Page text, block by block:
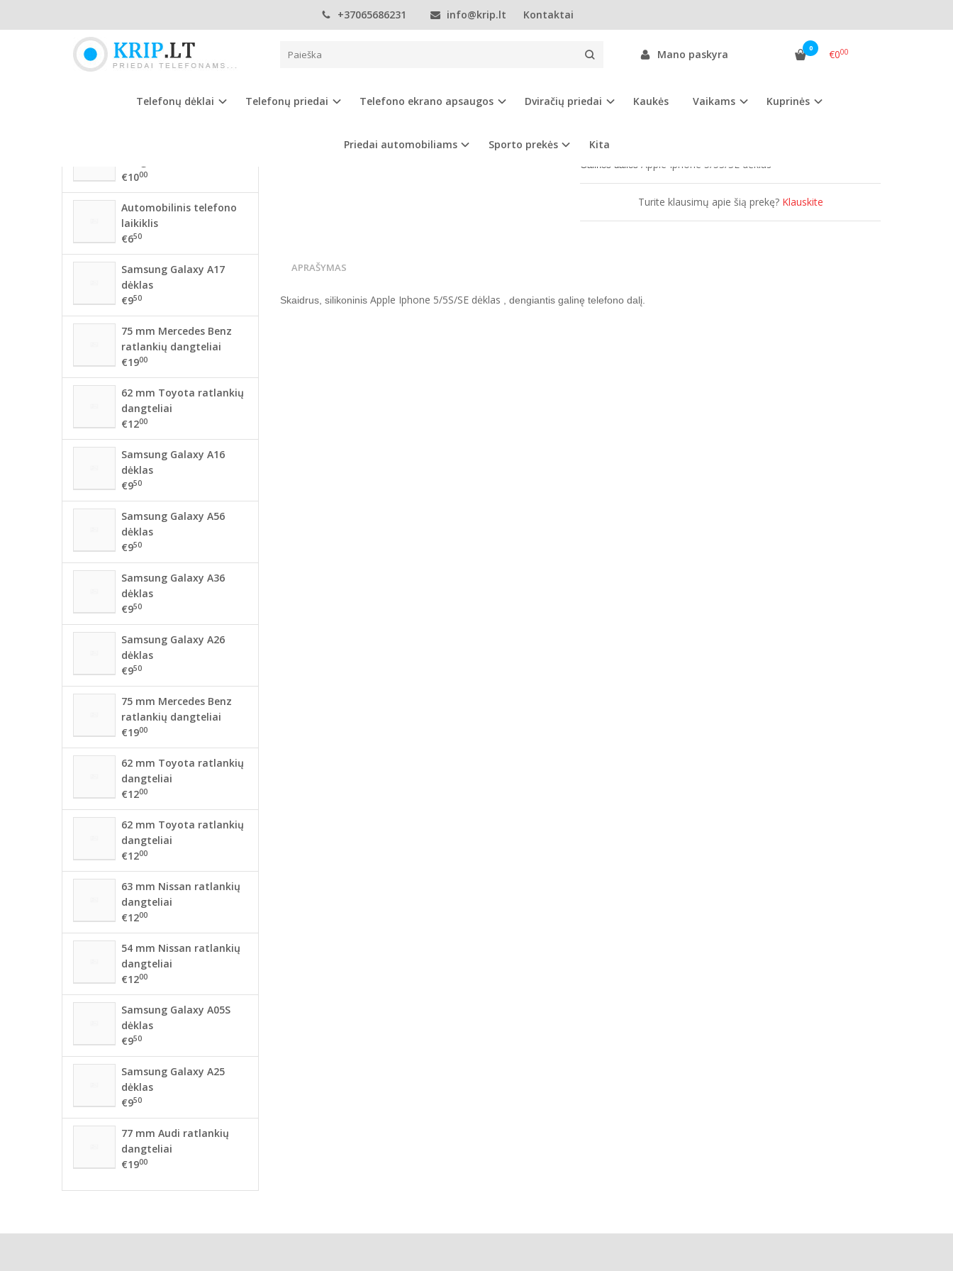
+37065686231 info@krip.lt Kontaktai
Mano paskyra 0 €000
Telefonų dėklai Telefonų priedai Telefono ekrano apsaugos Dviračių priedai Kaukės Vaikams Kuprinės
Priedai automobiliams Sporto prekės Kita
Pagrindinis Telefonų dėklai Apple iPhone 5 Apple Iphone 5/5S/SE dėklas
APPLE IPHONE 5/5S/SE DĖKLAS
Prekės kodas: AI5D.ssg
Galinės daliesApple Iphone 5/5S/SE dėklas
Turite klausimų apie šią prekę? Klauskite
APRAŠYMAS
Skaidrus, silikoninis Apple Iphone 5/5S/SE dėklas , dengiantis galinę telefono dalį.
NAUJAUSIOS PREKĖS
dangteliai
€1000
Automobilinis telefono
laikiklis
€650
Samsung Galaxy A17
dėklas
€950
75 mm Mercedes Benz
ratlankių dangteliai
€1900
62 mm Toyota ratlankių
dangteliai
€1200
Samsung Galaxy A16
dėklas
€950
Samsung Galaxy A56
dėklas
€950
Samsung Galaxy A36
dėklas
€950
Samsung Galaxy A26
dėklas
€950
75 mm Mercedes Benz
ratlankių dangteliai
€1900
62 mm Toyota ratlankių
dangteliai
€1200
62 mm Toyota ratlankių
dangteliai
€1200
63 mm Nissan ratlankių
dangteliai
€1200
54 mm Nissan ratlankių
dangteliai
€1200
Samsung Galaxy A05S
dėklas
€950
Samsung Galaxy A25
dėklas
€950
77 mm Audi ratlankių
dangteliai
€1900